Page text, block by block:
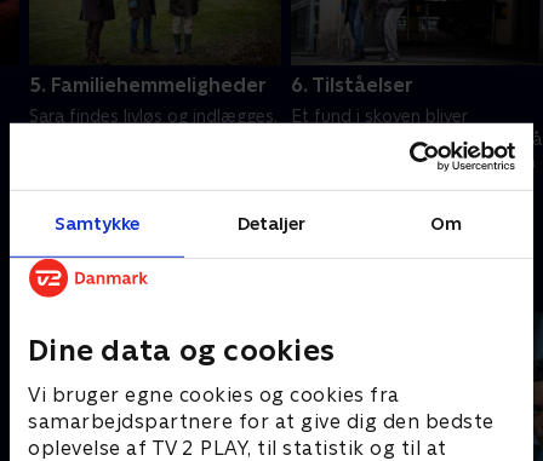
Samtykke Detaljer Om
Dine data og cookies
Vi bruger egne cookies og cookies fra
samarbejdspartnere for at give dig den bedste
oplevelse af TV 2 PLAY, til statistik og til at
5. Familiehemmeligheder
Sara findes livløs og indlægges.
15. januar 2026 • 43 min
6. Tilståelser
Et fund i skoven bliver
vendepunktet. Gruppen tror på
opklaring, mens Iris møder Van
22. januar 2026 • 44 min
Andre så også